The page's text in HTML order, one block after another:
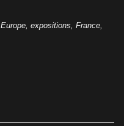
Europe, expositions, France,